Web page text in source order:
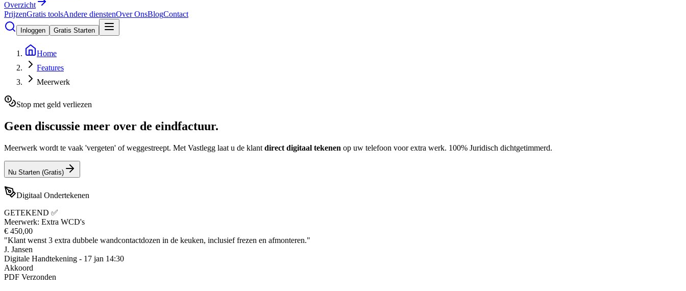
Overzicht
PrijzenGratis toolsAndere dienstenOver OnsBlogContact
Inloggen Gratis Starten
Home
Features
Meerwerk
Stop met geld verliezen
Geen discussie meer over de eindfactuur.
Meerwerk wordt te vaak 'vergeten' of weggestreept. Met Vastlegg laat u de klant direct digitaal tekenen op uw telefoon voor extra werk. 100% Juridisch dichtgetimmerd.
Nu Starten (Gratis)
Digitaal Ondertekenen
GETEKEND ✅
Meerwerk: Extra WCD's
€ 450,00
"Klant wenst 3 extra dubbele wandcontactdozen in de keuken, inclusief frezen en afmonteren."
J. Jansen
Digitale Handtekening - 17 jan 14:30
Akkoord
PDF Verzonden